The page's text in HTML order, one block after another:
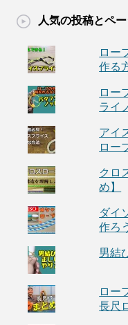
人気の投稿とペ
ロー
作る
ロー
ライ
アイ
ロー
クロ
め】
ダイ
作ろ
男結
ロー
長尺